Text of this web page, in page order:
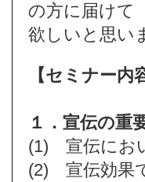
の方に届けて
欲しいと思い
【セミナー内
１．宣伝の重
(1) 宣伝にお
(2) 宣伝効果